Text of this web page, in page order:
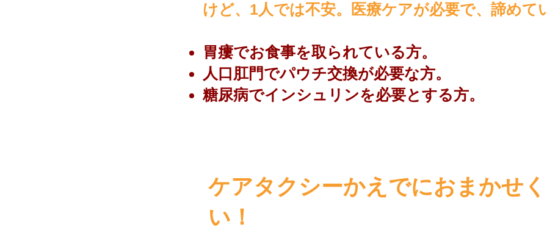
けど、1人では不安。医療ケアが必要で、諦めて
胃瘻でお食事を取られている方。
人口肛門でパウチ交換が必要な方。
糖尿病でインシュリンを必要とする方。
ケアタクシーかえでにおまかせ
い！